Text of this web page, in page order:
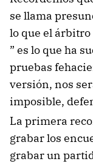
se llama
lo que el
” es lo que ha
pruebas
versión, nos
imposible,
La primera
grabar los
grabar un